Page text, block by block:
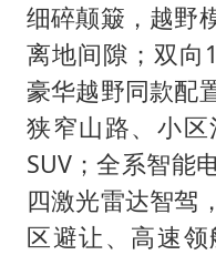
细碎颠簸，越野
离地间隙；双向
豪华越野同款配
狭窄山路、小
SUV；全系智能
四激光雷达智驾
区避让、高速